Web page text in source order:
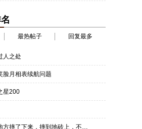
最热帖子 回复最多
人之处
脸月相表续航问题
星200
从两米多高的地方摔了下来，摔到地砖上，不知道后续有没有影响